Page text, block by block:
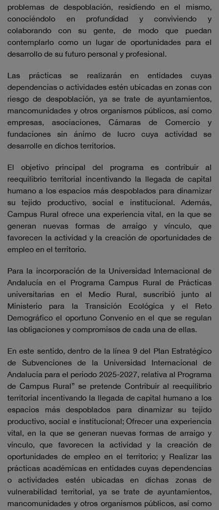
problemas de despoblación, residiendo en el mismo,
conociéndolo en profundidad y conviviendo y
colaborando con su gente, de modo que puedan
contemplarlo como un lugar de oportunidades para el
desarrollo de su futuro personal y profesional.
Las prácticas se realizarán en entidades cuyas
dependencias o actividades estén ubicadas en zonas con
riesgo de despoblación, ya se trate de ayuntamientos,
mancomunidades y otros organismos públicos, así como
empresas, asociaciones, Cámaras de Comercio y
fundaciones sin ánimo de lucro cuya actividad se
desarrolle en dichos territorios.
El objetivo principal del programa es contribuir al
reequilibrio territorial incentivando la llegada de capital
humano a los espacios más despoblados para dinamizar
su tejido productivo, social e institucional. Además,
Campus Rural ofrece una experiencia vital, en la que se
generan nuevas formas de arraigo y vínculo, que
favorecen la actividad y la creación de oportunidades de
empleo en el territorio.
Para la incorporación de la Universidad Internacional de
Andalucía en el Programa Campus Rural de Prácticas
universitarias en el Medio Rural, suscribió junto al
Ministerio para la Transición Ecológica y el Reto
Demográfico el oportuno Convenio en el que se regulan
las obligaciones y compromisos de cada una de ellas.
En este sentido, dentro de la línea 9 del Plan Estratégico
de Subvenciones de la Universidad Internacional de
Andalucía para el periodo 2025-2027, relativa al Programa
de Campus Rural” se pretende Contribuir al reequilibrio
territorial incentivando la llegada de capital humano a los
espacios más despoblados para dinamizar su tejido
productivo, social e institucional; Ofrecer una experiencia
vital, en la que se generan nuevas formas de arraigo y
vínculo, que favorecen la actividad y la creación de
oportunidades de empleo en el territorio; y Realizar las
prácticas académicas en entidades cuyas dependencias
o actividades estén ubicadas en dichas zonas de
vulnerabilidad territorial, ya se trate de ayuntamientos,
mancomunidades y otros organismos públicos, así como